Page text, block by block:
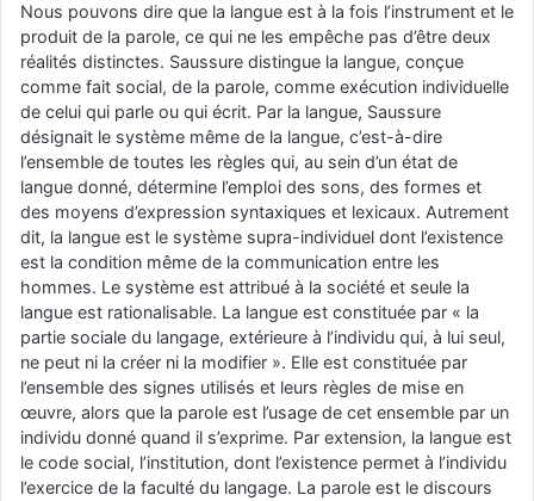
Nous pouvons dire que la langue est à la fois l’instrument et le
produit de la parole, ce qui ne les empêche pas d’être deux
réalités distinctes. Saussure distingue la langue, conçue
comme fait social, de la parole, comme exécution individuelle
de celui qui parle ou qui écrit. Par la langue, Saussure
désignait le système même de la langue, c’est-à-dire
l’ensemble de toutes les règles qui, au sein d’un état de
langue donné, détermine l’emploi des sons, des formes et
des moyens d’expression syntaxiques et lexicaux. Autrement
dit, la langue est le système supra-individuel dont l’existence
est la condition même de la communication entre les
hommes. Le système est attribué à la société et seule la
langue est rationalisable. La langue est constituée par « la
partie sociale du langage, extérieure à l’individu qui, à lui seul,
ne peut ni la créer ni la modifier ». Elle est constituée par
l’ensemble des signes utilisés et leurs règles de mise en
œuvre, alors que la parole est l’usage de cet ensemble par un
individu donné quand il s’exprime. Par extension, la langue est
le code social, l’institution, dont l’existence permet à l’individu
l’exercice de la faculté du langage. La parole est le discours